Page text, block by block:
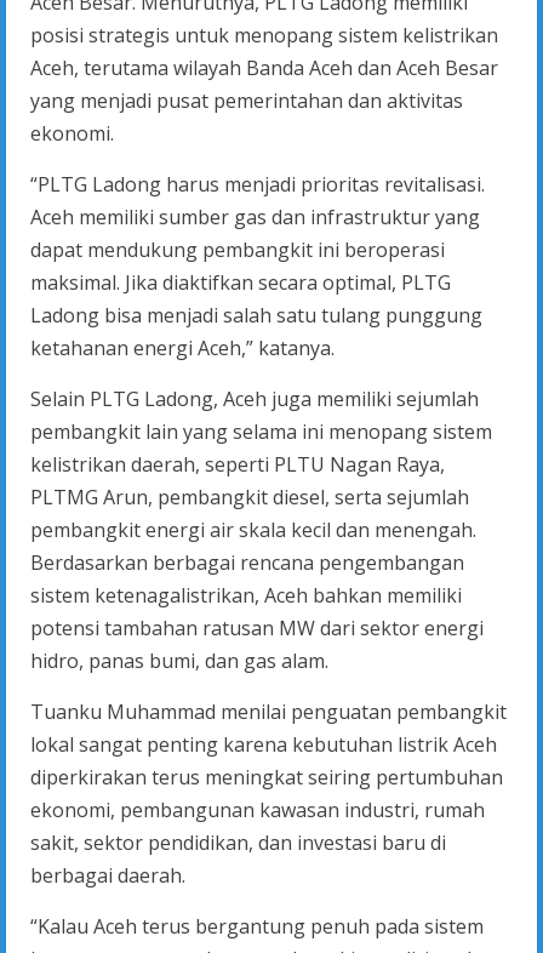
posisi strategis untuk menopang sistem kelistrikan
Aceh, terutama wilayah Banda Aceh dan Aceh Besar
yang menjadi pusat pemerintahan dan aktivitas
ekonomi.
“PLTG Ladong harus menjadi prioritas revitalisasi.
Aceh memiliki sumber gas dan infrastruktur yang
dapat mendukung pembangkit ini beroperasi
maksimal. Jika diaktifkan secara optimal, PLTG
Ladong bisa menjadi salah satu tulang punggung
ketahanan energi Aceh,” katanya.
Selain PLTG Ladong, Aceh juga memiliki sejumlah
pembangkit lain yang selama ini menopang sistem
kelistrikan daerah, seperti PLTU Nagan Raya,
PLTMG Arun, pembangkit diesel, serta sejumlah
pembangkit energi air skala kecil dan menengah.
Berdasarkan berbagai rencana pengembangan
sistem ketenagalistrikan, Aceh bahkan memiliki
potensi tambahan ratusan MW dari sektor energi
hidro, panas bumi, dan gas alam.
Tuanku Muhammad menilai penguatan pembangkit
lokal sangat penting karena kebutuhan listrik Aceh
diperkirakan terus meningkat seiring pertumbuhan
ekonomi, pembangunan kawasan industri, rumah
sakit, sektor pendidikan, dan investasi baru di
berbagai daerah.
“Kalau Aceh terus bergantung penuh pada sistem